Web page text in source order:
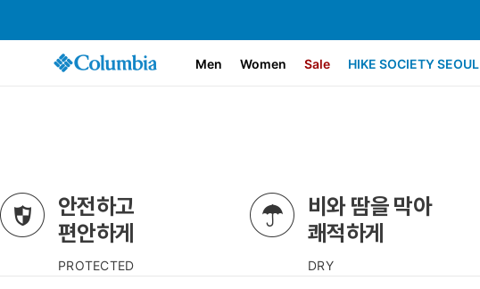
Men Women Sale HIKE SOCIETY SEOUL
안전하고
편안하게
PROTECTED
비와 땀을 막아
쾌적하게
DRY